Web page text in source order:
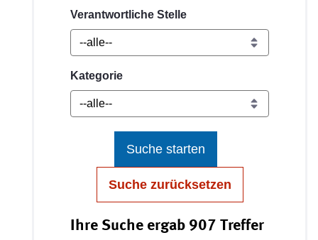
Verantwortliche Stelle
Kategorie
Suche starten
Suche zurücksetzen
Ihre Suche ergab 907 Treffer